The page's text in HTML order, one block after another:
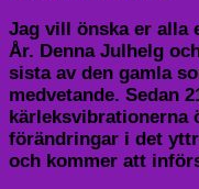
Jag vill önska er alla
År. Denna Julhelg
sista av den gamla
medvetande. Sedan
kärleksvibrationerna
förändringar i det
och kommer att